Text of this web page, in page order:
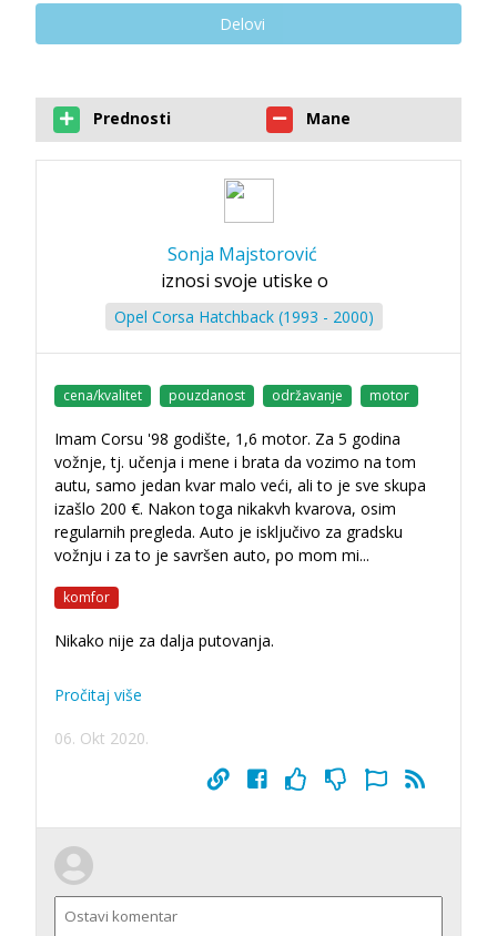
Delovi
Prednosti Mane
Sonja Majstorović
iznosi svoje utiske o
Opel Corsa Hatchback (1993 - 2000)
cena/kvalitet pouzdanost održavanje motor
Imam Corsu '98 godište, 1,6 motor. Za 5 godina
vožnje, tj. učenja i mene i brata da vozimo na tom
autu, samo jedan kvar malo veći, ali to je sve skupa
izašlo 200 €. Nakon toga nikakvh kvarova, osim
regularnih pregleda. Auto je isključivo za gradsku
vožnju i za to je savršen auto, po mom mi...
komfor
Nikako nije za dalja putovanja.
Pročitaj više
06. Okt 2020.